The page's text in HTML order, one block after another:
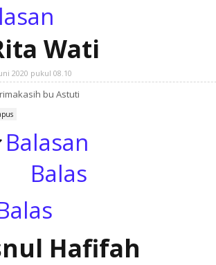
Wati
2020 pukul 08.10
bu Astuti
Balasan
Balas
Hafifah